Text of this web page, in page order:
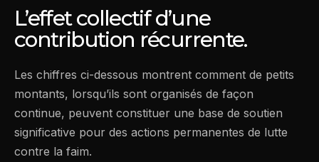
L’effet collectif d’une
contribution récurrente.
Les chiffres ci-dessous montrent comment de petits
montants, lorsqu’ils sont organisés de façon
continue, peuvent constituer une base de soutien
significative pour des actions permanentes de lutte
contre la faim.